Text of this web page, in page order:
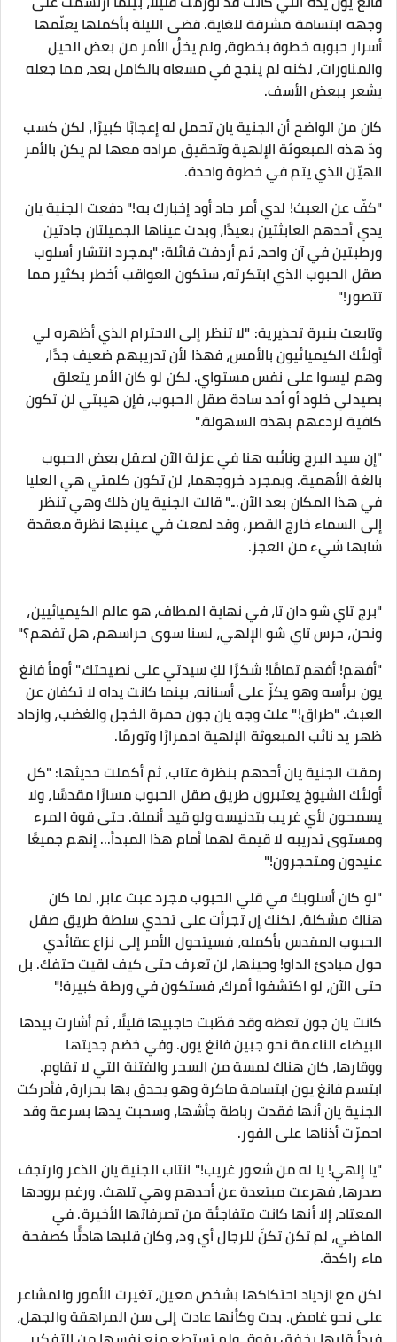
وجهه ابتسامة مشرقة للغاية. قضى الليلة بأكملها يعلّمها
أسرار حبوبه خطوة بخطوة، ولم يخلُ الأمر من بعض الحيل
والمناورات، لكنه لم ينجح في مسعاه بالكامل بعد، مما جعله
يشعر ببعض الأسف.
كان من الواضح أن الجنية يان تحمل له إعجابًا كبيرًا، لكن كسب
ودّ هذه المبعوثة الإلهية وتحقيق مراده معها لم يكن بالأمر
الهيّن الذي يتم في خطوة واحدة.
"كفّ عن العبث! لدي أمر جاد أود إخبارك به!" دفعت الجنية يان
يدي أحدهم العابثتين بعيدًا، وبدت عيناها الجميلتان جادتين
ورطبتين في آن واحد، ثم أردفت قائلة: "بمجرد انتشار أسلوب
صقل الحبوب الذي ابتكرته، ستكون العواقب أخطر بكثير مما
تتصور!"
وتابعت بنبرة تحذيرية: "لا تنظر إلى الاحترام الذي أظهره لي
أولئك الكيميائيون بالأمس، فهذا لأن تدريبهم ضعيف جدًا،
وهم ليسوا على نفس مستواي. لكن لو كان الأمر يتعلق
بصيدلي خلود أو أحد سادة صقل الحبوب، فإن هيبتي لن تكون
كافية لردعهم بهذه السهولة."
"إن سيد البرج ونائبه هنا في عزلة الآن لصقل بعض الحبوب
بالغة الأهمية. وبمجرد خروجهما، لن تكون كلمتي هي العليا
في هذا المكان بعد الآن..." قالت الجنية يان ذلك وهي تنظر
إلى السماء خارج القصر، وقد لمعت في عينيها نظرة معقدة
شابها شيء من العجز.
"برج تاي شو دان تا، في نهاية المطاف، هو عالم الكيميائيين،
ونحن، حرس تاي شو الإلهي، لسنا سوى حراسهم، هل تفهم؟"
"أفهم! أفهم تمامًا! شكرًا لكِ سيدتي على نصيحتك." أومأ فانغ
يون برأسه وهو يكزّ على أسنانه، بينما كانت يداه لا تكفان عن
العبث. "طراق!" علت وجه يان جون حمرة الخجل والغضب، وازداد
ظهر يد نائب المبعوثة الإلهية احمرارًا وتورمًا.
رمقت الجنية يان أحدهم بنظرة عتاب، ثم أكملت حديثها: "كل
أولئك الشيوخ يعتبرون طريق صقل الحبوب مسارًا مقدسًا، ولا
يسمحون لأي غريب بتدنيسه ولو قيد أنملة. حتى قوة المرء
ومستوى تدريبه لا قيمة لهما أمام هذا المبدأ... إنهم جميعًا
عنيدون ومتحجرون!"
"لو كان أسلوبك في قلي الحبوب مجرد عبث عابر، لما كان
هناك مشكلة، لكنك إن تجرأت على تحدي سلطة طريق صقل
الحبوب المقدس بأكمله، فسيتحول الأمر إلى نزاع عقائدي
حول مبادئ الداو! وحينها، لن تعرف حتى كيف لقيت حتفك. بل
حتى الآن، لو اكتشفوا أمرك، فستكون في ورطة كبيرة!"
كانت يان جون تعظه وقد قطّبت حاجبيها قليلًا، ثم أشارت بيدها
البيضاء الناعمة نحو جبين فانغ يون. وفي خضم جديتها
ووقارها، كان هناك لمسة من السحر والفتنة التي لا تقاوم.
ابتسم فانغ يون ابتسامة ماكرة وهو يحدق بها بحرارة، فأدركت
الجنية يان أنها فقدت رباطة جأشها، وسحبت يدها بسرعة وقد
احمرّت أذناها على الفور.
"يا إلهي! يا له من شعور غريب!" انتاب الجنية يان الذعر وارتجف
صدرها، فهرعت مبتعدة عن أحدهم وهي تلهث. ورغم برودها
المعتاد، إلا أنها كانت متفاجئة من تصرفاتها الأخيرة. في
الماضي، لم تكن تكنّ للرجال أي ود، وكان قلبها هادئًا كصفحة
ماء راكدة.
لكن مع ازدياد احتكاكها بشخص معين، تغيرت الأمور والمشاعر
على نحو غامض. بدت وكأنها عادت إلى سن المراهقة والجهل،